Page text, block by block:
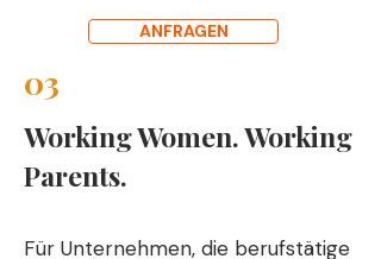
03
Working Women. Working
Parents.
Für Unternehmen, die berufstätige
ANFRAGEN